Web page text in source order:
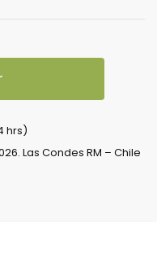
hrs)
Las Condes RM – Chile